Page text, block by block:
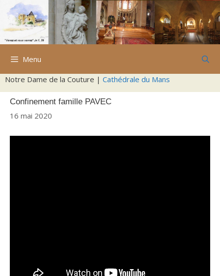
Aller
contenu
Menu
Notre Dame de la Couture | Cathédrale du Mans
Confinement famille PAVEC
16 mai 2020